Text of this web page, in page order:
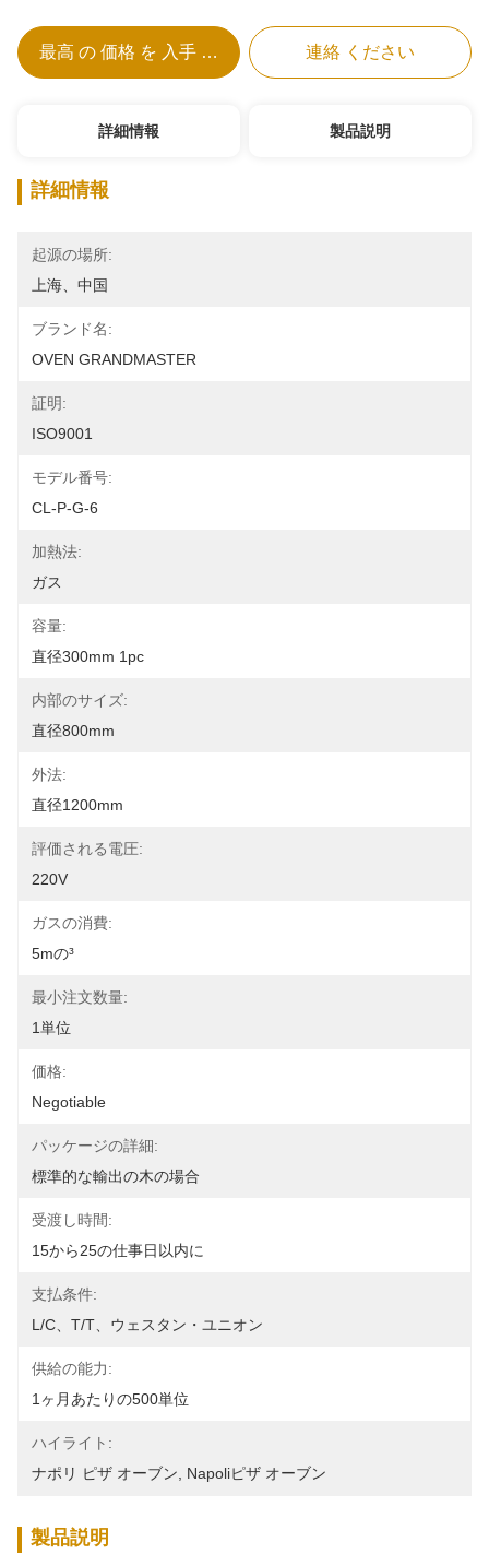
最高 の 価格 を 入手 する 連絡 ください
詳細情報 製品説明
詳細情報
起源の場所:
上海、中国
ブランド名:
OVEN GRANDMASTER
証明:
ISO9001
モデル番号:
CL-P-G-6
加熱法:
ガス
容量:
直径300mm 1pc
内部のサイズ:
直径800mm
外法:
直径1200mm
評価される電圧:
220V
ガスの消費:
5mの³
最小注文数量:
1単位
価格:
Negotiable
パッケージの詳細:
標準的な輸出の木の場合
受渡し時間:
15から25の仕事日以内に
支払条件:
L/C、T/T、ウェスタン・ユニオン
供給の能力:
1ヶ月あたりの500単位
ハイライト:
ナポリ ピザ オーブン
Napoliピザ オーブン
製品説明